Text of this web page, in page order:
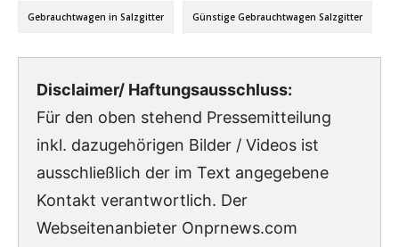
Gebrauchtwagen in Salzgitter Günstige Gebrauchtwagen Salzgitter
Disclaimer/ Haftungsausschluss:
Für den oben stehend Pressemitteilung
inkl. dazugehörigen Bilder / Videos ist
ausschließlich der im Text angegebene
Kontakt verantwortlich. Der
Webseitenanbieter Onprnews.com